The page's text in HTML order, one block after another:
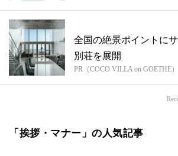
全国の絶景ポイントに
別荘を展開
PR（COCO VILLA on GOETHE）
「挨拶・マナー」の人気記事